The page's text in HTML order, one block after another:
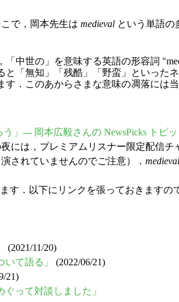
で，岡本先生は medieval という単語の
中世の」を意味する英語の形容詞
「無知」「残酷」「野蛮」といった
．このあからさまな意味の凋落には
」--- 岡本広毅さんの NewsPicks トピッ
は，プレミアムリスナー限定配信チ
されていませんのでご注意）． medieval
．以下にリンクを張っておきますの
(2021/11/20)
て語る」
(2022/06/21)
21)
って対談しました」